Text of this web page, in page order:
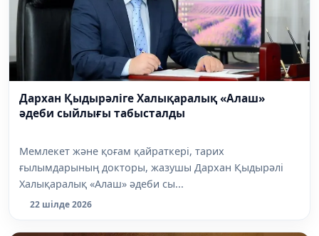
Дархан Қыдырәліге Халықаралық «Алаш»
әдеби сыйлығы табысталды
Мемлекет және қоғам қайраткері, тарих
ғылымдарының докторы, жазушы Дархан Қыдырәлі
Халықаралық «Алаш» әдеби сы...
22 шілде 2026